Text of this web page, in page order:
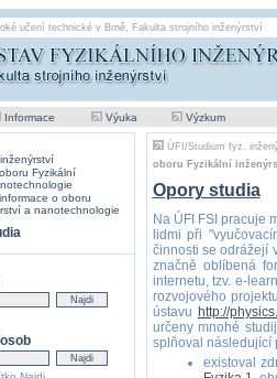
učení technické v Brně, Fakulta strojního inženýrství
Informace Výuka Výzkum
Fyzikální
o oboru
a nanotechnologie
ÚFI /Studium fyz.
oboru Fyzikální
Opory studia
Na ÚFI FSI pracuje
lidmi při
činnosti se odrážejí
značně oblíbená
internetu, tzv. e-
rozvojového
ústavu http://
určeny mnohé
splňoval následující
existoval